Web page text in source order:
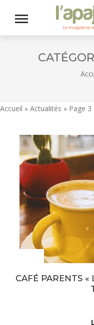
Accueil » Actualités » Page 3
CAFÉ PARENTS «